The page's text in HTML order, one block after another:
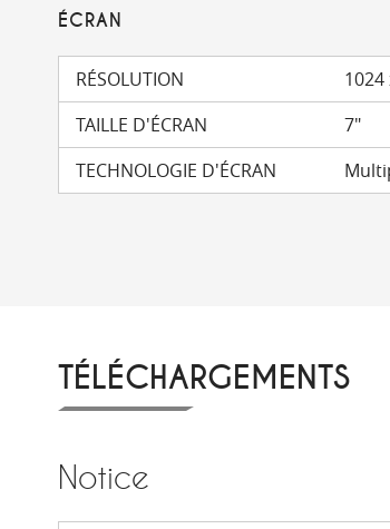
ÉCRAN
RÉSOLUTION
1024
TAILLE D'ÉCRAN
7"
TECHNOLOGIE D'ÉCRAN
TÉLÉCHARGEMENTS
Notice